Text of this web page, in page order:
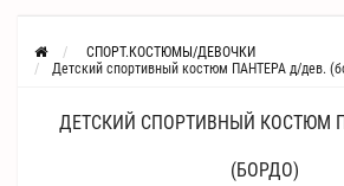
СПОРТ.КОСТЮМЫ/ДЕВОЧКИ
Детский спортивный костюм ПАНТЕРА д/дев.
ДЕТСКИЙ СПОРТИВНЫЙ КОСТЮМ
(БОРДО)